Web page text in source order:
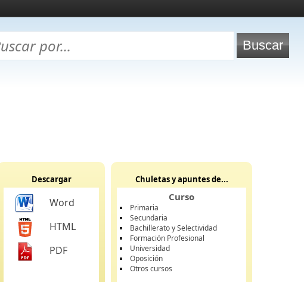
Descargar
Word
HTML
PDF
Chuletas y apuntes de...
Curso
Primaria
Secundaria
Bachillerato y Selectividad
Formación Profesional
Universidad
Oposición
Otros cursos